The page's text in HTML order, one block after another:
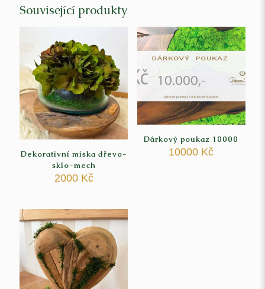
Související produkty
Dekorativní miska dřevo-
sklo-mech
2000 Kč
Dárkový poukaz 10000
10000 Kč